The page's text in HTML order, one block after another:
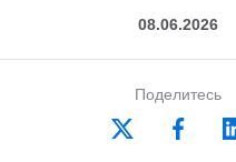
08.06.2026
Поделитесь